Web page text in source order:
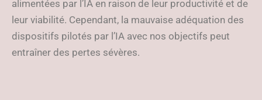
alimentées par l’IA en raison de leur productivité et de
leur viabilité. Cependant, la mauvaise adéquation des
dispositifs pilotés par l’IA avec nos objectifs peut
entraîner des pertes sévères.